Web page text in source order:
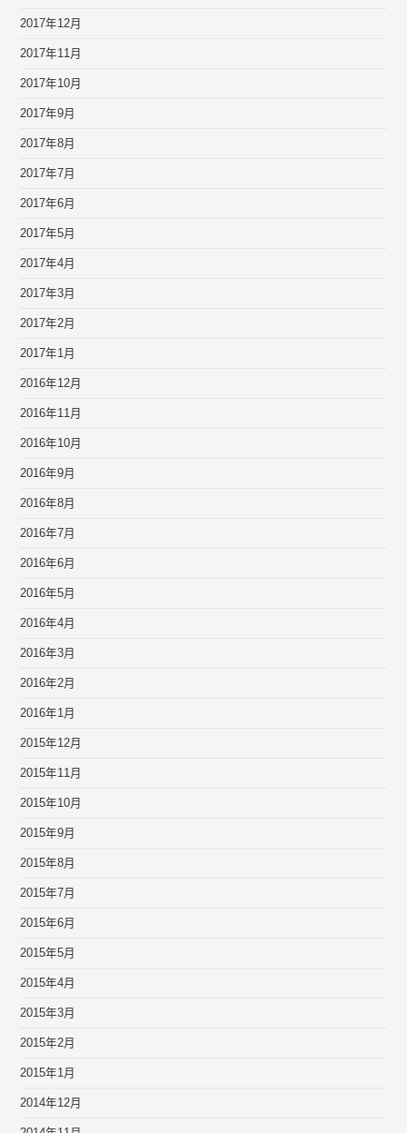
2017年12月
2017年11月
2017年10月
2017年9月
2017年8月
2017年7月
2017年6月
2017年5月
2017年4月
2017年3月
2017年2月
2017年1月
2016年12月
2016年11月
2016年10月
2016年9月
2016年8月
2016年7月
2016年6月
2016年5月
2016年4月
2016年3月
2016年2月
2016年1月
2015年12月
2015年11月
2015年10月
2015年9月
2015年8月
2015年7月
2015年6月
2015年5月
2015年4月
2015年3月
2015年2月
2015年1月
2014年12月